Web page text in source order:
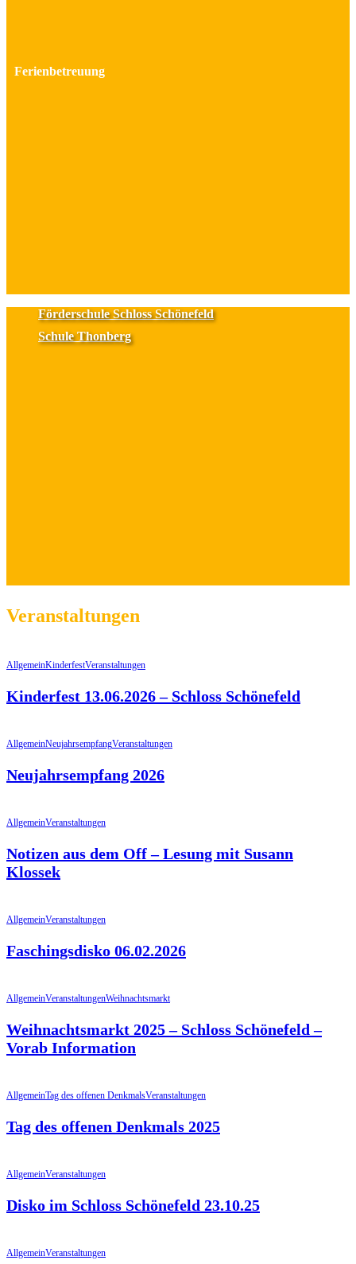
Ferienbetreuung
Förderschule Schloss Schönefeld
Schule Thonberg
Veranstaltungen
AllgemeinKinderfestVeranstaltungen
Kinderfest 13.06.2026 – Schloss Schönefeld
AllgemeinNeujahrsempfangVeranstaltungen
Neujahrsempfang 2026
AllgemeinVeranstaltungen
Notizen aus dem Off – Lesung mit Susann
Klossek
AllgemeinVeranstaltungen
Faschingsdisko 06.02.2026
AllgemeinVeranstaltungenWeihnachtsmarkt
Weihnachtsmarkt 2025 – Schloss Schönefeld –
Vorab Information
AllgemeinTag des offenen DenkmalsVeranstaltungen
Tag des offenen Denkmals 2025
AllgemeinVeranstaltungen
Disko im Schloss Schönefeld 23.10.25
AllgemeinVeranstaltungen